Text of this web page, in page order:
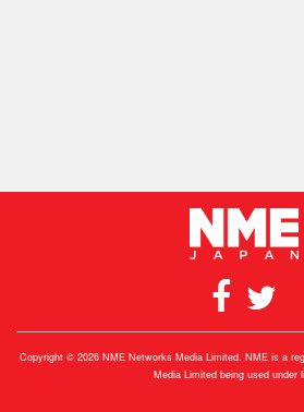
Copyright © 2026 NME Networks Media Limited. NME is a
Media Limited being used under